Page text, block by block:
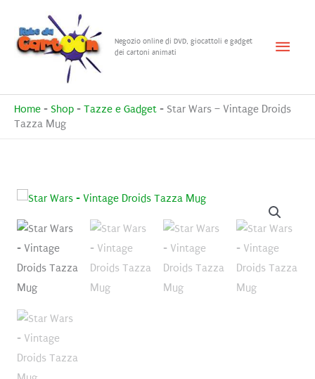
contenuto
Negozio online di DVD, giocattoli e gadget
dei cartoni animati
Menu
Home - Shop - Tazze e Gadget - Star Wars – Vintage Droids
Tazza Mug